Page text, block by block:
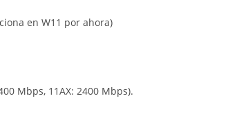
en W11 por ahora)
Mbps, 11AX: 2400 Mbps).